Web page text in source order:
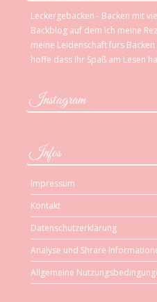
Leckergebacken - Backen mit
Backblog auf dem ich meine
meine Leidenschaft fürs
hoffe dass ihr Spaß am Lesen
Instagram
Infos
Impressum
Kontakt
Datenschutzerklärung
Analyse und Shrare
Allgemeine